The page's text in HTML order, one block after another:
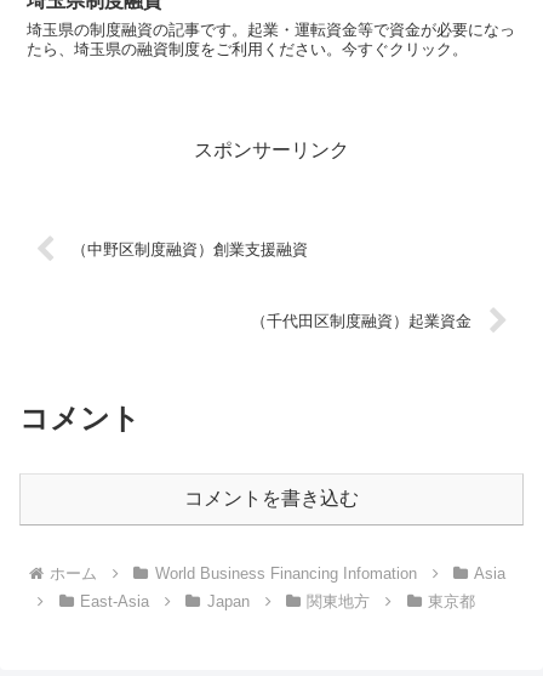
埼玉県の制度融資の記事です。起業・運転資金等で資金が必要になっ
たら、埼玉県の融資制度をご利用ください。今すぐクリック。
スポンサーリンク
（中野区制度融資）創業支援融資
（千代田区制度融資）起業資金
コメント
コメントを書き込む
ホーム World Business Financing Infomation
Asia
East-Asia
Japan 関東地方 東京都